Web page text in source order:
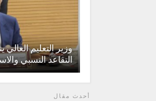
وزير التعليم العالي
التقاعد النسبي
أحدث مقال